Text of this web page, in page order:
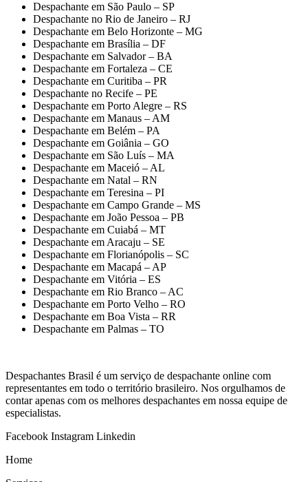
Despachante em São Paulo – SP
Despachante no Rio de Janeiro – RJ
Despachante em Belo Horizonte – MG
Despachante em Brasília – DF
Despachante em Salvador – BA
Despachante em Fortaleza – CE
Despachante em Curitiba – PR
Despachante no Recife – PE
Despachante em Porto Alegre – RS
Despachante em Manaus – AM
Despachante em Belém – PA
Despachante em Goiânia – GO
Despachante em São Luís – MA
Despachante em Maceió – AL
Despachante em Natal – RN
Despachante em Teresina – PI
Despachante em Campo Grande – MS
Despachante em João Pessoa – PB
Despachante em Cuiabá – MT
Despachante em Aracaju – SE
Despachante em Florianópolis – SC
Despachante em Macapá – AP
Despachante em Vitória – ES
Despachante em Rio Branco – AC
Despachante em Porto Velho – RO
Despachante em Boa Vista – RR
Despachante em Palmas – TO
Despachantes Brasil é um serviço de despachante online com
representantes em todo o território brasileiro. Nos orgulhamos de
contar apenas com os melhores despachantes em nossa equipe de
especialistas.
Facebook Instagram Linkedin
Home